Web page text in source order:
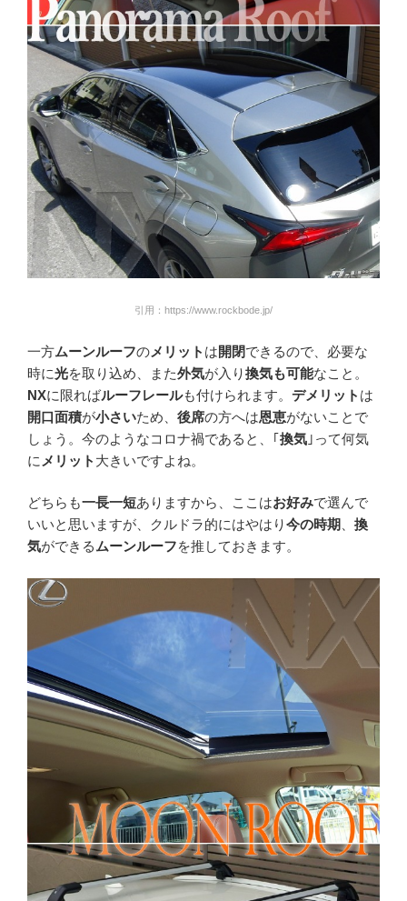
引用：https://www.rockbode.jp/
一方ムーンルーフのメリット は開閉できるので、必要な
時に光を取り込め、また外気が入り換気も可能なこと。
NXに限ればルーフレールも付けられます。 デメリット は
開口面積が小さいため、 後席の方へは恩恵がないことで
しょう。今のようなコロナ禍であると、｢換気 ｣って何気
に メリット 大きいですよね。
どちらも一長一短ありますから、ここはお好みで選んで
いいと思いますが、クルドラ的にはやはり今の時期
換
気ができるムーンルーフを推しておきます。